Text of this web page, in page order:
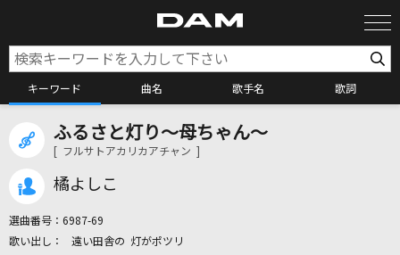
キーワード 曲名 歌手名 歌詞
カラオケ検索
ふるさと灯り～母ちゃん～
[ フルサトアカリカアチャン ]
橘よしこ
選曲番号： 6987-69
遠い田舎の 灯がポツリ